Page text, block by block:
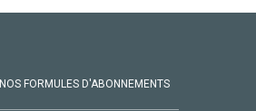
NOS FORMULES D'ABONNEMENTS